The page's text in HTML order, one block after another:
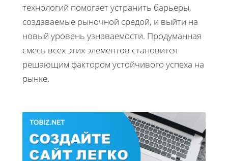
технологий помогает устранить барьеры,
создаваемые рыночной средой, и выйти на
новый уровень узнаваемости. Продуманная
смесь всех этих элементов становится
решающим фактором устойчивого успеха на
рынке.